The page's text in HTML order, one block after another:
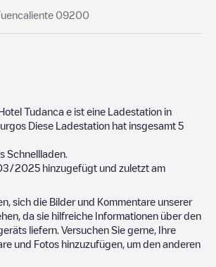
09200
Tudanca e ist eine Ladestation in
Diese Ladestation hat insgesamt 5
Schnellladen.
2025 hinzugefügt und zuletzt am
sich die Bilder und Kommentare unserer
da sie hilfreiche Informationen über den
liefern. Versuchen Sie gerne, Ihre
und Fotos hinzuzufügen, um den anderen